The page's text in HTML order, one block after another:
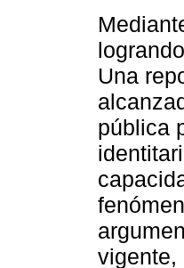
Una
pública
vigente,